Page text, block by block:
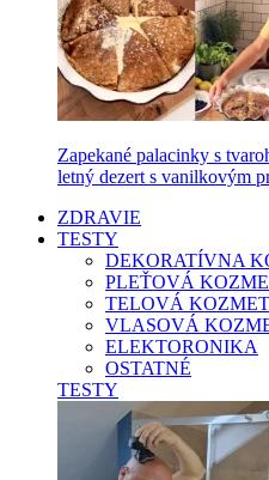
Zapekané palacinky s
letný dezert s vanilkovým
ZDRAVIE
TESTY
DEKORATÍVNA
PLEŤOVÁ
TELOVÁ
VLASOVÁ
ELEKTORONIKA
OSTATNÉ
TESTY